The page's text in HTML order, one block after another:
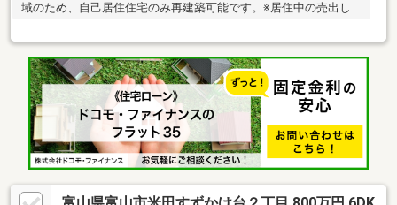
域のため、自己居住住宅のみ再建築可能です。※居住中の売出し
さい。※令和9年4月以降の引き渡しとなります。